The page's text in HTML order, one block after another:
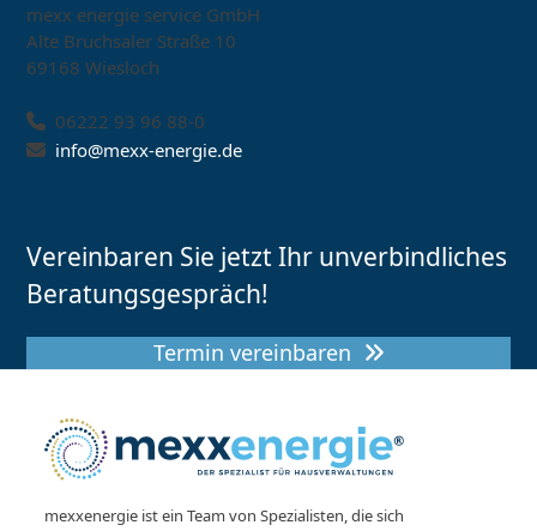
mexx energie service GmbH
Alte Bruchsaler Straße 10
69168 Wiesloch
06222 93 96 88-0
info@mexx-energie.de
Vereinbaren Sie jetzt Ihr unverbindliches
Beratungsgespräch!
Termin vereinbaren
mexxenergie ist ein Team von Spezialisten, die sich